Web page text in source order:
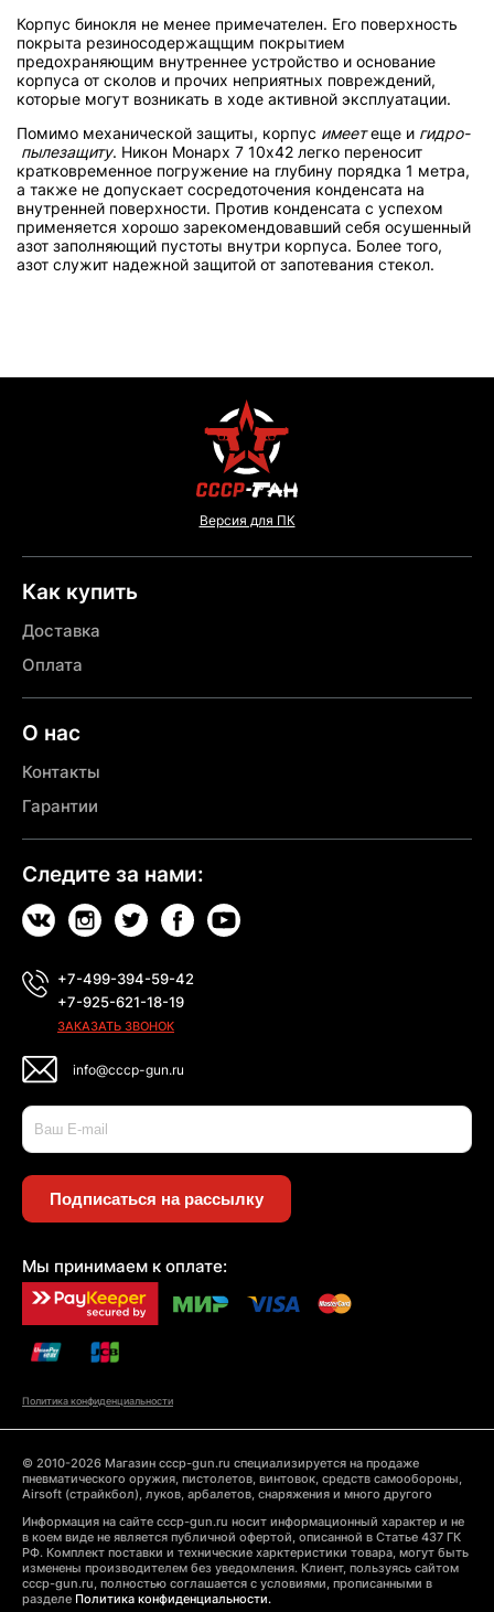
Корпус бинокля не менее примечателен. Его поверхность
покрыта резиносодержащщим покрытием
предохраняющим внутреннее устройство и основание
корпуса от сколов и прочих неприятных повреждений,
которые могут возникать в ходе активной эксплуатации.
Помимо механической защиты, корпус имеетеще и гидро-
пылезащиту. Никон Монарх 7 10х42 легко переносит
кратковременное погружение на глубину порядка 1 метра,
а также не допускает сосредоточения конденсата на
внутренней поверхности. Против конденсата с успехом
применяется хорошо зарекомендовавший себя осушенный
азот заполняющий пустоты внутри корпуса. Более того,
азот служит надежной защитой от запотевания стекол.
Версия для ПК
Как купить
Доставка
Оплата
О нас
Контакты
Гарантии
Следите за нами:
+7-499-394-59-42
+7-925-621-18-19
ЗАКАЗАТЬ ЗВОНОК
info@cccp-gun.ru
Подписаться на рассылку
Мы принимаем к оплате:
Политика конфиденциальности
© 2010-2026 Магазин cccp-gun.ru специализируется на продаже
пневматического оружия, пистолетов, винтовок, средств самообороны,
Airsoft (страйкбол), луков, арбалетов, снаряжения и много другого
Информация на сайте cccp-gun.ru носит информационный характер и не
в коем виде не является публичной офертой, описанной в Статье 437 ГК
РФ. Комплект поставки и технические харктеристики товара, могут быть
изменены производителем без уведомления. Клиент, пользуясь сайтом
cccp-gun.ru, полностью соглашается с условиями, прописанными в
разделе Политика конфиденциальности.